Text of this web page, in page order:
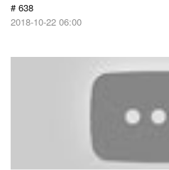
# 638
2018-10-22 06:00